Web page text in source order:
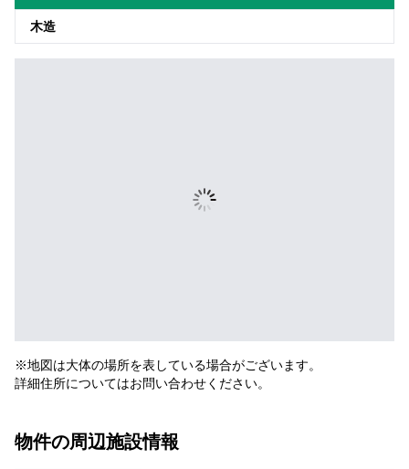
木造
※地図は大体の場所を表している場合がございます。
詳細住所についてはお問い合わせください。
物件の周辺施設情報